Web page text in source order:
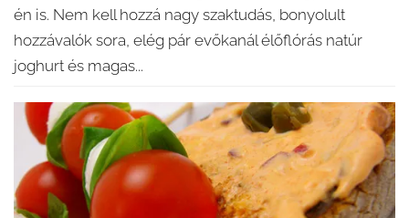
én is. Nem kell hozzá nagy szaktudás, bonyolult
hozzávalók sora, elég pár evőkanál élőflórás natúr
joghurt és magas...